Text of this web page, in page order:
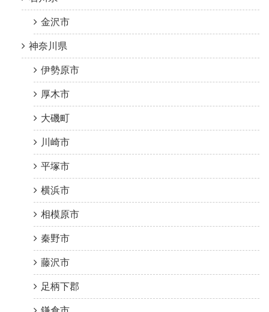
金沢市
神奈川県
伊勢原市
厚木市
大磯町
川崎市
平塚市
横浜市
相模原市
秦野市
藤沢市
足柄下郡